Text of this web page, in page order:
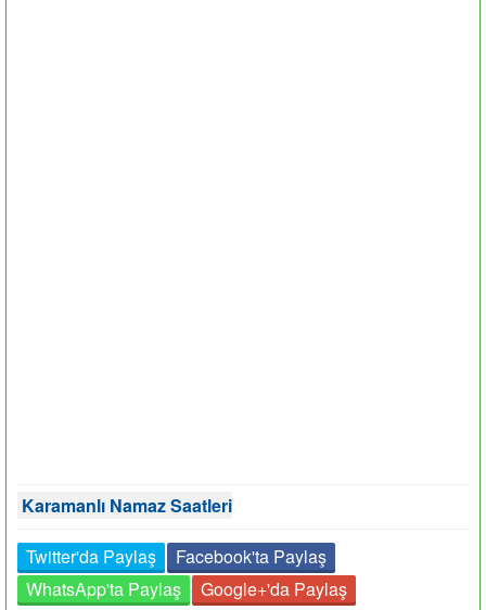
Karamanlı Namaz Saatleri
Twitter'da Paylaş
Facebook'ta Paylaş
WhatsApp'ta Paylaş
Google+'da Paylaş